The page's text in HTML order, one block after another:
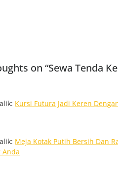
on “Sewa Tenda
Kursi Futura Jadi Keren
Meja Kotak Putih Bersih Dan
Anda